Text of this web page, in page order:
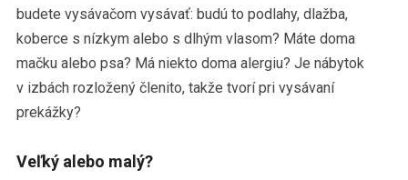
budete vysávačom vysávať: budú to podlahy, dlažba,
koberce s nízkym alebo s dlhým vlasom? Máte doma
mačku alebo psa? Má niekto doma alergiu? Je nábytok
v izbách rozložený členito, takže tvorí pri vysávaní
prekážky?
Veľký alebo malý?